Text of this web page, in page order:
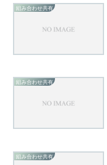
組み合わせ共有
組み合わせ共有
組み合わせ共有